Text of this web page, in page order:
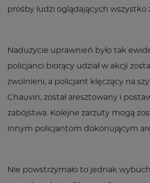
prośby ludzi oglądających wszystko
Nadużycie uprawnień było tak
policjanci biorący udział w akcji
zwolnieni, a policjant klęczący na
Chauvin, został aresztowany i
zabójstwa. Kolejne zarzuty mogą
innym policjantom dokonującym
Nie powstrzymało to jednak